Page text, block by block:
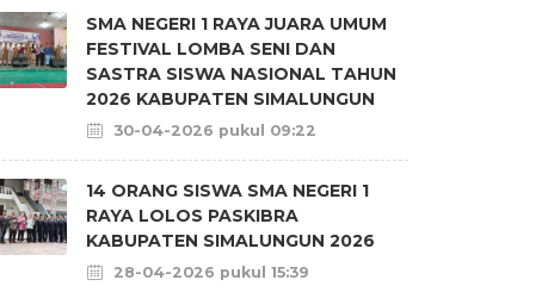
SMA NEGERI 1 RAYA JUARA UMUM
FESTIVAL LOMBA SENI DAN
SASTRA SISWA NASIONAL TAHUN
2026 KABUPATEN SIMALUNGUN
30-04-2026 pukul 09:22
14 ORANG SISWA SMA NEGERI 1
RAYA LOLOS PASKIBRA
KABUPATEN SIMALUNGUN 2026
28-04-2026 pukul 15:39